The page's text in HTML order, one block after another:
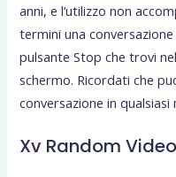
anni, e l’utilizzo non
termini una
pulsante Stop che trovi
schermo. Ricordati che
conversazione in
Xv Random